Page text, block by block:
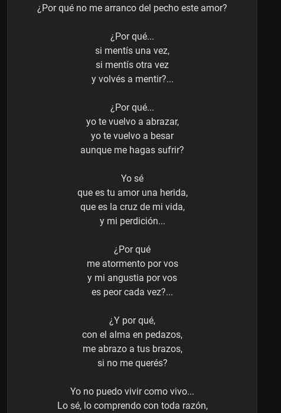
¿Por qué no me arranco del pecho este amor?
¿Por qué...
si mentís una vez,
si mentís otra vez
y volvés a mentir?...
¿Por qué...
yo te vuelvo a abrazar,
yo te vuelvo a besar
aunque me hagas sufrir?
Yo sé
que es tu amor una herida,
que es la cruz de mi vida,
y mi perdición...
¿Por qué
me atormento por vos
y mi angustia por vos
es peor cada vez?...
¿Y por qué,
con el alma en pedazos,
me abrazo a tus brazos,
si no me querés?
Yo no puedo vivir como vivo...
Lo sé, lo comprendo con toda razón,